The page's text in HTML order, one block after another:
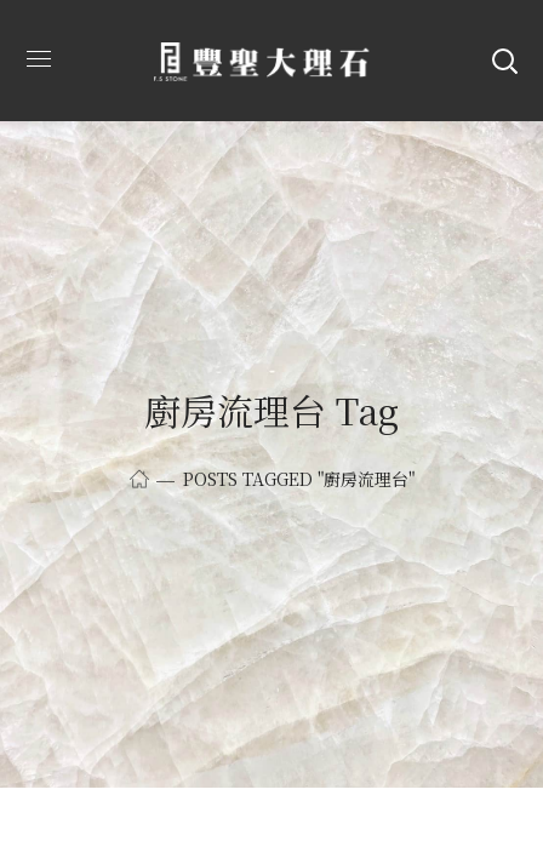
廚房流理台 Tag
POSTS TAGGED "廚房流理台"